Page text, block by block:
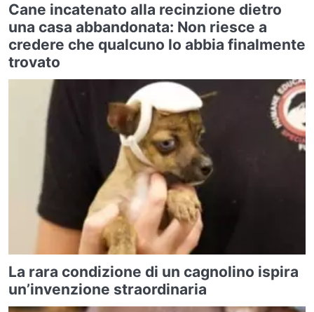
Cane incatenato alla recinzione dietro
una casa abbandonata: Non riesce a
credere che qualcuno lo abbia finalmente
trovato
La rara condizione di un cagnolino ispira
un’invenzione straordinaria